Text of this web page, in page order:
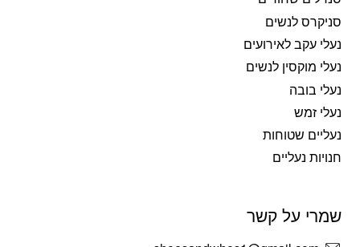
סניקרס לנשים
נעלי עקב לאירועים
נעלי מוקסין לנשים
נעלי בובה
נעלי זמש
נעליים שטוחות
חנויות נעליים
שמרי על קשר